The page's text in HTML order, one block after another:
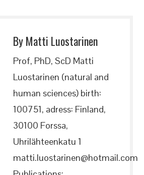
By Matti Luostarinen
Prof, PhD, ScD Matti
Luostarinen (natural and
human sciences) birth:
100751, adress: Finland,
30100 Forssa,
Uhrilähteenkatu 1
matti.luostarinen@hotmail.com